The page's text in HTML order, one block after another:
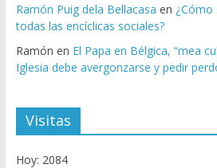
Ramón Puig dela Bellacasa en ¿Cómo
todas las encíclicas sociales?
Ramón en El Papa en Bélgica, “mea
Iglesia debe avergonzarse y pedir
Visitas
Hoy: 2084